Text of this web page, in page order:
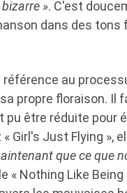
». C'est
dans des
au
propre floraison. Il
pu être réduite pour
Girl's Just Flying »,
que ce que
« Nothing Like